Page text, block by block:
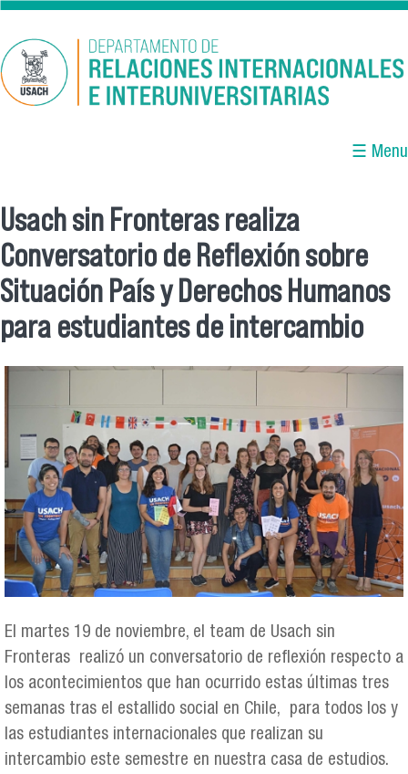
Pasar al contenido principal
☰ Menu
Se encuentra usted aquí
Usach sin Fronteras realiza
Conversatorio de Reflexión sobre
Situación País y Derechos Humanos
para estudiantes de intercambio
El martes 19 de noviembre, el team de Usach sin
Fronteras realizó un conversatorio de reflexión respecto a
los acontecimientos que han ocurrido estas últimas tres
semanas tras el estallido social en Chile, para todos los y
las estudiantes internacionales que realizan su
intercambio este semestre en nuestra casa de estudios.